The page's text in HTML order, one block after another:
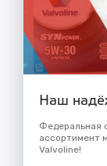
Наш
Федеральная
ассортимент
Valvoline!